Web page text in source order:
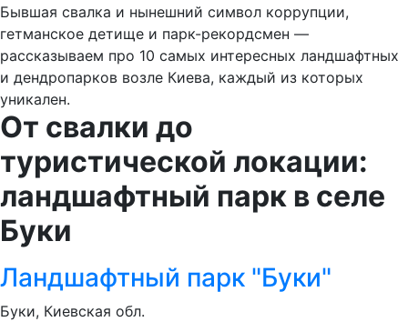
Бывшая свалка и нынешний символ коррупции,
гетманское детище и парк-рекордсмен —
рассказываем про 10 самых интересных ландшафтных
и дендропарков возле Киева, каждый из которых
уникален.
От свалки до
туристической локации:
ландшафтный парк в селе
Буки
Ландшафтный парк "Буки"
Буки, Киевская обл.